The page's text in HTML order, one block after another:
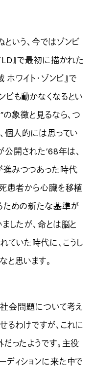
いう、今ではゾンビ
』で最初に描かれた
ホワイト・ゾンビ』で
ビも動かなくなるとい
象徴と見るなら、つ
個人的には思ってい
公開された’68年は、
みつつあった時代
死患者から心臓を移植
ための新たな基準が
したが、命とは脳と
ていた時代に、こうし
と思います。
社会問題について考え
るわけですが、これに
ったようです。主役
ディションに来た中で